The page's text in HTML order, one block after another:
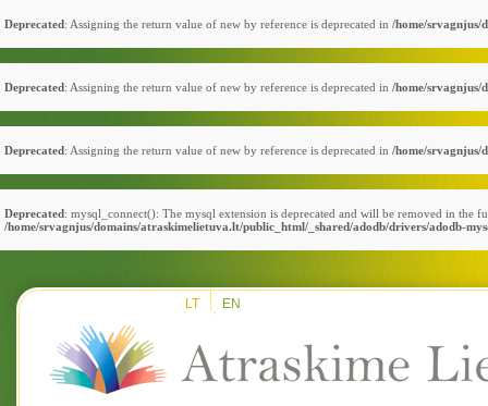
Deprecated: Assigning the return value of new by reference is deprecated in /home/srvagnjus/
Deprecated: Assigning the return value of new by reference is deprecated in /home/srvagnjus/
Deprecated: Assigning the return value of new by reference is deprecated in /home/srvagnjus/
Deprecated: mysql_connect(): The mysql extension is deprecated and will be removed in the
/home/srvagnjus/domains/atraskimelietuva.lt/public_html/_shared/adodb/drivers/adodb-
LT EN